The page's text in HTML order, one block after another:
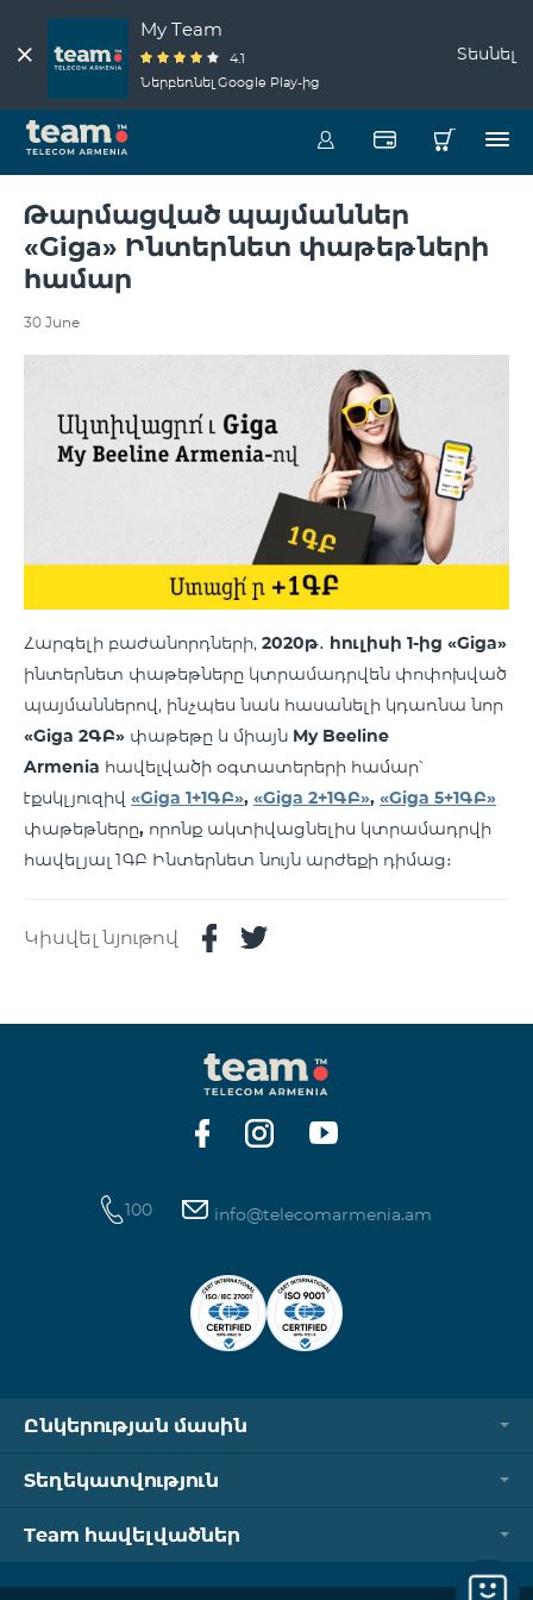
My Team
4.1
Ներբեռնել Google Play-ից
Տեսնել
Թարմացված պայմաններ
«Giga» Ինտերնետ փաթեթների
համար
30 June
Հարգելի բաժանորդների, 2020թ․ հուլիսի 1-ից «Giga»
ինտերնետ փաթեթները կտրամադրվեն փոփոխված
պայմաններով, ինչպես նաև հասանելի կդառնա նոր
«Giga 2ԳԲ» փաթեթը և միայն My Beeline
Armenia հավելվածի օգտատերերի համար՝
էքսկլյուզիվ «Giga 1+1ԳԲ», «Giga 2+1ԳԲ», «Giga 5+1ԳԲ»
փաթեթները, որոնք ակտիվացնելիս կտրամադրվի
հավելյալ 1ԳԲ Ինտերնետ նույն արժեքի դիմաց։
Կիսվել նյութով
100 info@telecomarmenia.am
Ընկերության մասին
Տեղեկատվություն
Team հավելվածներ